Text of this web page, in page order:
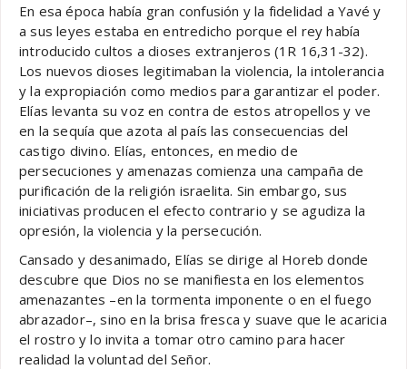
En esa época había gran confusión y la fidelidad a Yavé y
a sus leyes estaba en entredicho porque el rey había
introducido cultos a dioses extranjeros (1R 16,31-32).
Los nuevos dioses legitimaban la violencia, la intolerancia
y la expropiación como medios para garantizar el poder.
Elías levanta su voz en contra de estos atropellos y ve
en la sequía que azota al país las consecuencias del
castigo divino. Elías, entonces, en medio de
persecuciones y amenazas comienza una campaña de
purificación de la religión israelita. Sin embargo, sus
iniciativas producen el efecto contrario y se agudiza la
opresión, la violencia y la persecución.
Cansado y desanimado, Elías se dirige al Horeb donde
descubre que Dios no se manifiesta en los elementos
amenazantes –en la tormenta imponente o en el fuego
abrazador–, sino en la brisa fresca y suave que le acaricia
el rostro y lo invita a tomar otro camino para hacer
realidad la voluntad del Señor.